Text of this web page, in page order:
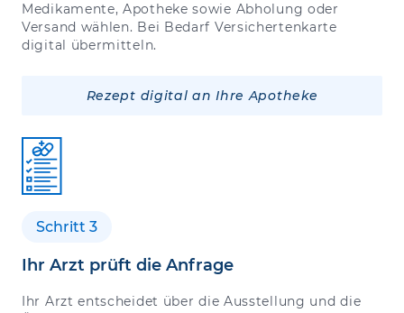
Medikamente, Apotheke sowie Abholung oder
Versand wählen. Bei Bedarf Versichertenkarte
digital übermitteln.
Rezept digital an Ihre Apotheke
Schritt 3
Ihr Arzt prüft die Anfrage
Ihr Arzt entscheidet über die Ausstellung und die